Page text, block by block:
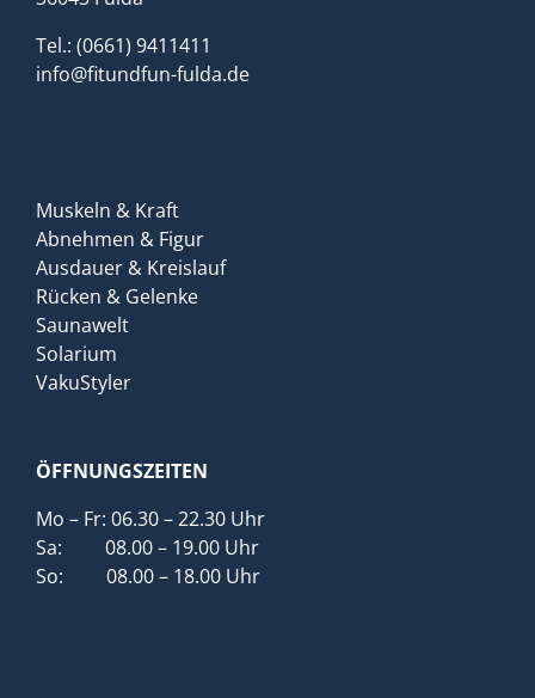
Tel.: (0661) 9411411
info@fitundfun-fulda.de
Muskeln & Kraft
Abnehmen & Figur
Ausdauer & Kreislauf
Rücken & Gelenke
Saunawelt
Solarium
VakuStyler
ÖFFNUNGSZEITEN
Mo – Fr: 06.30 – 22.30 Uhr
Sa: 08.00 – 19.00 Uhr
So: 08.00 – 18.00 Uhr